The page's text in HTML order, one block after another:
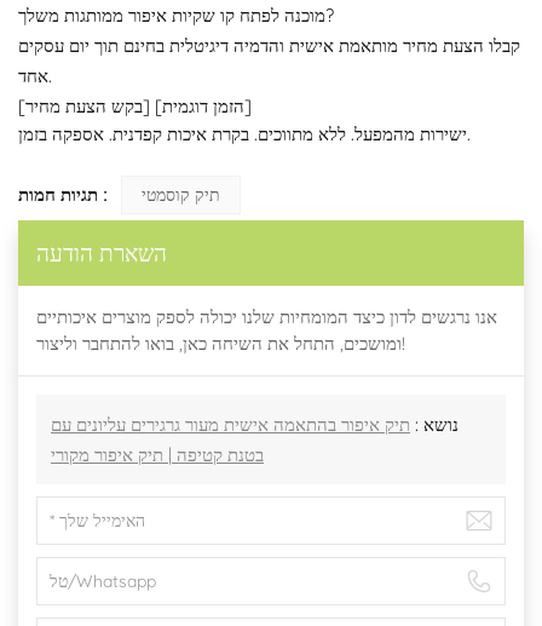
מוכנה לפתח קו שקיות איפור ממותגות משלך?
קבלו הצעת מחיר מותאמת אישית והדמיה דיגיטלית בחינם תוך יום עסקים
אחד.
[בקש הצעת מחיר] [הזמן דוגמית]
ישירות מהמפעל. ללא מתווכים. בקרת איכות קפדנית. אספקה ​​בזמן.
תגיות חמות : תיק קוסמטי
השארת הודעה
אנו נרגשים לדון כיצד המומחיות שלנו יכולה לספק מוצרים איכותיים
ומושכים, התחל את השיחה כאן, בואו להתחבר וליצור!
נושא : תיק איפור בהתאמה אישית מעור גרגירים עליונים עם
בטנת קטיפה | תיק איפור מקורי